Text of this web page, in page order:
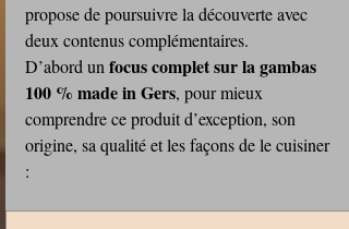
propose de poursuivre la découverte avec
deux contenus complémentaires.
D’abord un focus complet sur la gambas
100 % made in Gers, pour mieux
comprendre ce produit d’exception, son
origine, sa qualité et les façons de le cuisiner
: